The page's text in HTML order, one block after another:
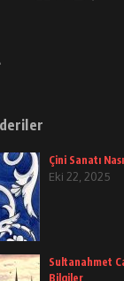
Çini Sanatı
Eki 22, 2025
Sultanahmet
Bilgiler